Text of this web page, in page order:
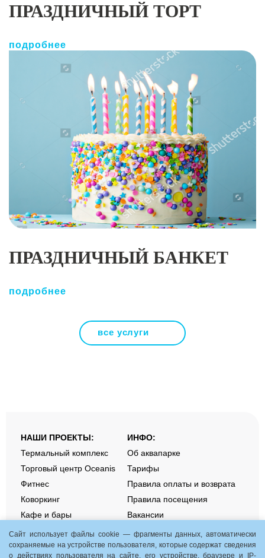
ПРАЗДНИЧНЫЙ ТОРТ
подробнее
ПРАЗДНИЧНЫЙ БАНКЕТ
подробнее
все услуги
НАШИ ПРОЕКТЫ:
Термальный комплекс
Торговый центр Oceanis
Фитнес
Коворкинг
Кафе и бары
ИНФО:
Об аквапарке
Тарифы
Правила оплаты и возврата
Правила посещения
Вакансии
Контакты
Сайт использует файлы cookie — фрагменты данных, автоматически
сохраняемые на устройстве пользователя, которые содержат сведения
о действиях пользователя на сайте, его устройстве, браузере и IP-